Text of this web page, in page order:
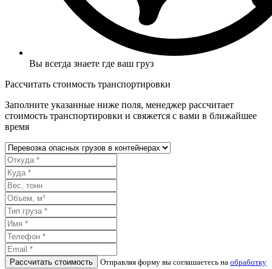
Вы всегда знаете где ваш груз
Рассчитать стоимость транспортировки
Заполните указанные ниже поля, менеджер рассчитает
стоимость транспортировки и свяжется с вами в ближайшее
время
Рассчитать стоимость Отправляя форму вы соглашаетесь на обработку